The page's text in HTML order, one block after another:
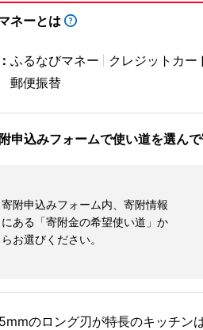
ネーとは
ふるなびマネー クレジットカー
郵便振替
申込みフォームで使い道を選ん
寄附申込みフォーム内、寄附情報
にある「寄附金の希望使い道」か
らお選びください。
のロング刃が特長のキッチン